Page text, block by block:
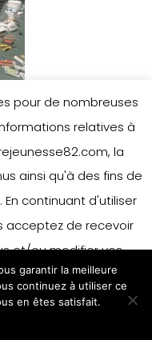
pour de nombreuses
relatives à
la
ainsi qu'à des fins de
continuant d'utiliser
acceptez de recevoir
et/ou modifier vos
merci de vous référer
Accepter
garantir la meilleure
continuez à utiliser ce
en êtes satisfait.